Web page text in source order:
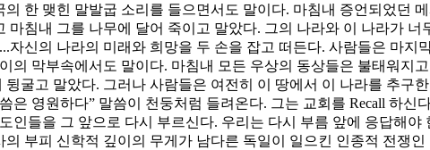
한 맺힌 말발굽 소리를 들으면서도 말이다. 마침내 증언되었던
마침내 그를 나무에 달어 죽이고 말았다. 그의 나라와 이 나라가
신의 나라의 미래와 희망을 두 손을 잡고 떠든다. 사람들은 마지
의 막부속에서도 말이다. 마침내 모든 우상의 동상들은 불태워지
굴고 말았다. 그러나 사람들은 여전히 이 땅에서 이 나라를 추구
은 영원하다” 말씀이 천둥처럼 들려온다. 그는 교회를 Recall 하
인들을 그 앞으로 다시 부르신다. 우리는 다시 부름 앞에 응답해
부피 신학적 깊이의 무게가 남다른 독일이 일으킨 인종적 전쟁